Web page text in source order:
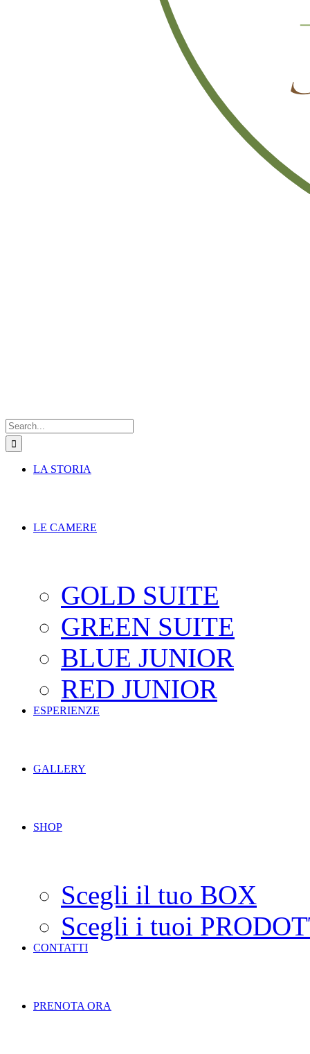
for:
LA STORIA
LE CAMERE
GOLD SUITE
GREEN SUITE
BLUE JUNIOR
RED JUNIOR
ESPERIENZE
GALLERY
SHOP
Scegli il tuo BOX
Scegli i tuoi
CONTATTI
PRENOTA ORA